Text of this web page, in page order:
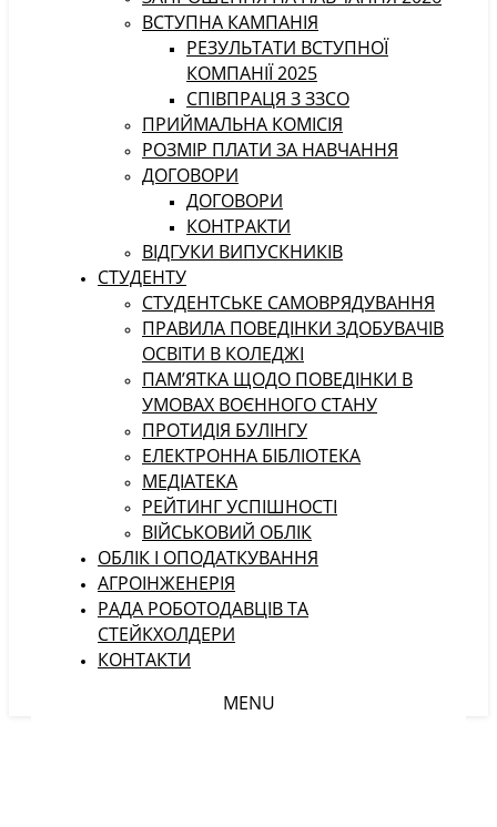
ВСТУПНА КАМПАНІЯ
РЕЗУЛЬТАТИ ВСТУПНОЇ
КОМПАНІЇ 2025
СПІВПРАЦЯ З ЗЗСО
ПРИЙМАЛЬНА КОМІСІЯ
РОЗМІР ПЛАТИ ЗА НАВЧАННЯ
ДОГОВОРИ
ДОГОВОРИ
КОНТРАКТИ
ВІДГУКИ ВИПУСКНИКІВ
СТУДЕНТУ
CТУДЕНТСЬКЕ САМОВРЯДУВАННЯ
ПРАВИЛА ПОВЕДІНКИ ЗДОБУВАЧІВ
ОСВІТИ В КОЛЕДЖІ
ПАМ’ЯТКА ЩОДО ПОВЕДІНКИ В
УМОВАХ ВОЄННОГО СТАНУ
ПРОТИДІЯ БУЛІНГУ
ЕЛЕКТРОННА БІБЛІОТЕКА
МЕДІАТЕКА
РЕЙТИНГ УСПІШНОСТІ
ВІЙСЬКОВИЙ ОБЛІК
ОБЛІК І ОПОДАТКУВАННЯ
АГРОІНЖЕНЕРІЯ
РАДА РОБОТОДАВЦІВ ТА
СТЕЙКХОЛДЕРИ
КОНТАКТИ
MENU